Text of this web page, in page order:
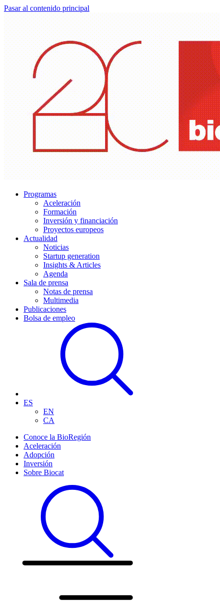
Pasar al contenido principal
Programas
Aceleración
Formación
Inversión y financiación
Proyectos europeos
Actualidad
Noticias
Startup generation
Insights & Articles
Agenda
Sala de prensa
Notas de prensa
Multimedia
Publicaciones
Bolsa de empleo
ES
EN
CA
Conoce la BioRegión
Aceleración
Adopción
Inversión
Sobre Biocat